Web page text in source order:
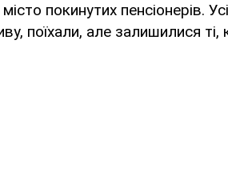
покинутих пенсіонерів.
поїхали, але залишилися